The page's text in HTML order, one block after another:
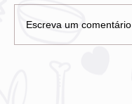
Escreva um comentário